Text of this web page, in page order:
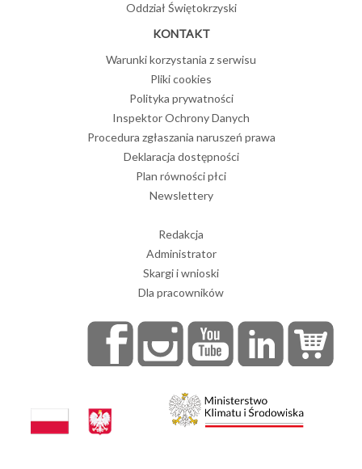
Oddział Świętokrzyski
KONTAKT
Warunki korzystania z serwisu
Pliki cookies
Polityka prywatności
Inspektor Ochrony Danych
Procedura zgłaszania naruszeń prawa
Deklaracja dostępności
Plan równości płci
Newslettery
Redakcja
Administrator
Skargi i wnioski
Dla pracowników